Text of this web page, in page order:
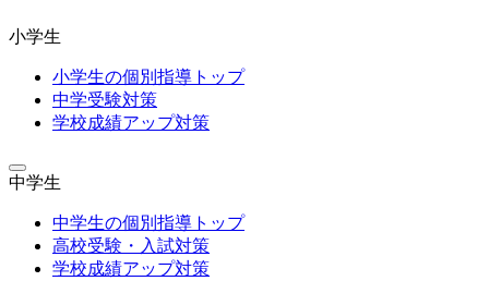
小学生
小学生の個別指導トップ
中学受験対策
学校成績アップ対策
中学生
中学生の個別指導トップ
高校受験・入試対策
学校成績アップ対策